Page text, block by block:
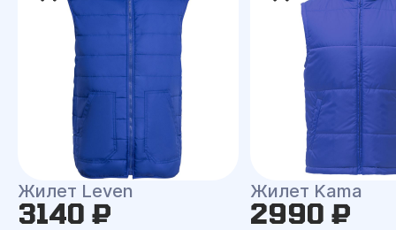
Жилет Leven
3140 ₽
Жилет Kama
2990 ₽